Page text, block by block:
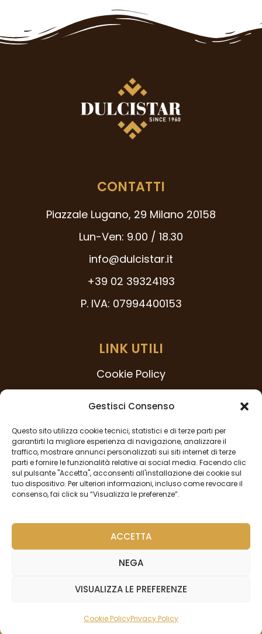
Gestisci Consenso
Questo sito utilizza cookie tecnici, statistici e di terze parti per
garantirti la migliore esperienza di navigazione, analizzare il
traffico, mostrare annunci personalizzati sui siti internet di terze
parti e fornire le funzionalità relative ai social media. Facendo clic
sul pulsante "Accetta", acconsenti all'installazione dei cookie sul
tuo dispositivo. Per ulteriori informazioni, incluso come revocare il
consenso, fai click su “Visualizza le preferenze”.
ACCETTA
NEGA
VISUALIZZA LE PREFERENZE
Cookie PolicyPrivacy Policy
CONTATTI
Piazzale Lugano, 29 Milano 20158
Lun-Ven: 9.00 / 18.30
info@dulcistar.it
+39 02 39324193
P. IVA: 07994400153
LINK UTILI
Cookie Policy
Procedura Whistleblowing
Privacy Policy
by meravigliä